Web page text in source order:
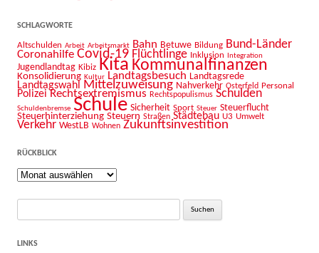
SCHLAGWORTE
Altschulden Arbeit Arbeitsmarkt Bahn Betuwe Bildung Bund-Länder
Coronahilfe Covid-19 Flüchtlinge Inklusion Integration
Jugendlandtag Kibiz Kita Kommunalfinanzen
Konsolidierung Kultur Landtagsbesuch Landtagsrede
Landtagswahl Mittelzuweisung Nahverkehr Osterfeld Personal
Polizei Rechtsextremismus Rechtspopulismus Schulden
Schuldenbremse Schule Sicherheit Sport Steuer Steuerflucht
Steuerhinterziehung Steuern Straßen Städtebau U3 Umwelt
Verkehr WestLB Wohnen Zukunftsinvestition
RÜCKBLICK
Rückblick
Suche
LINKS